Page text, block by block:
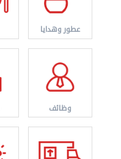
عطور وهدايا
وظائف